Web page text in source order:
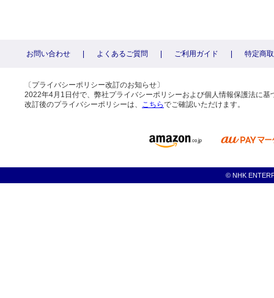
お問い合わせ よくあるご質問 ご利用ガイド 特定商
〔プライバシーポリシー改訂のお知らせ〕
2022年4月1日付で、弊社プライバシーポリシーおよび個人情報保護法に基
改訂後のプライバシーポリシーは、 こちらでご確認いただけます。
© NHK